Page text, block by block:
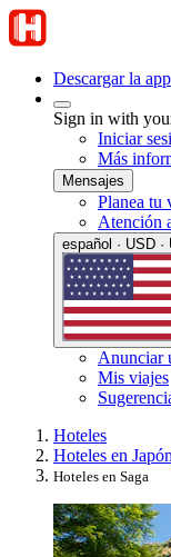
Descargar la app
Sign in with
Iniciar
Más
Mensajes
Planea tu
Atención
español · USD ·
Anunciar
Mis viajes
Hoteles
Hoteles en Japón
Hoteles en Saga